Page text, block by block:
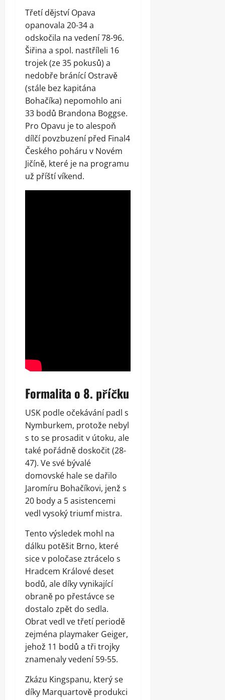
Třetí dějství Opava
opanovala 20-34 a
odskočila na vedení 78-96.
Šiřina a spol. nastříleli 16
trojek (ze 35 pokusů) a
nedobře bránící Ostravě
(stále bez kapitána
Bohačíka) nepomohlo ani
33 bodů Brandona Boggse.
Pro Opavu je to alespoň
dílčí povzbuzení před Final4
Českého poháru v Novém
Jičíně, které je na programu
už příští víkend.
Formalita o 8. příčku
USK podle očekávání padl s
Nymburkem, protože nebyl
s to se prosadit v útoku, ale
také pořádně doskočit (28-
47). Ve své bývalé
domovské hale se dařilo
Jaromíru Bohačíkovi, jenž s
20 body a 5 asistencemi
vedl vysoký triumf mistra.
Tento výsledek mohl na
dálku potěšit Brno, které
sice v poločase ztrácelo s
Hradcem Králové deset
bodů, ale díky vynikající
obraně po přestávce se
dostalo zpět do sedla.
Obrat vedl ve třetí periodě
zejména playmaker Geiger,
jehož 11 bodů a tři trojky
znamenaly vedení 59-55.
Zkázu Kingspanu, který se
díky Marquartově produkci